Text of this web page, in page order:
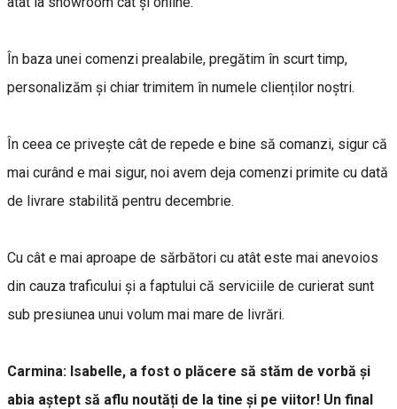
În baza unei comenzi prealabile, pregătim în scurt timp,
personalizăm și chiar trimitem în numele clienților noștri.
În ceea ce privește cât de repede e bine să comanzi, sigur că
mai curând e mai sigur, noi avem deja comenzi primite cu dată
de livrare stabilită pentru decembrie.
Cu cât e mai aproape de sărbători cu atât este mai anevoios
din cauza traficului și a faptului că serviciile de curierat sunt
sub presiunea unui volum mai mare de livrări.
Carmina: Isabelle, a fost o plăcere să stăm de vorbă și
abia aștept să aflu noutăți de la tine și pe viitor! Un final